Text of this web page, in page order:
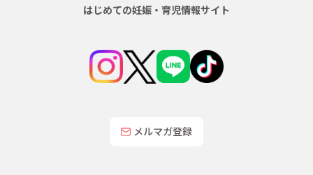
はじめての妊娠・育児情報サイト
メルマガ登録